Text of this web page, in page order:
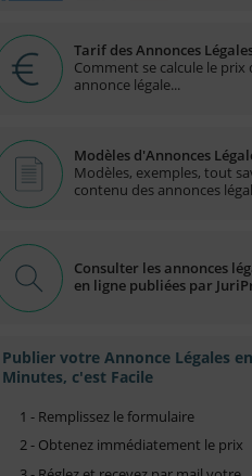
Tarif des Annonces
Comment se calcule le prix
annonce légale...
Modèles d'Annonces
Modèles, exemples, tout
contenu des annonces
Consulter les annonces
en ligne publiées par
Publier votre Annonce Légales
Minutes, c'est Facile
1 - Remplissez le formulaire
2 - Obtenez immédiatement le prix